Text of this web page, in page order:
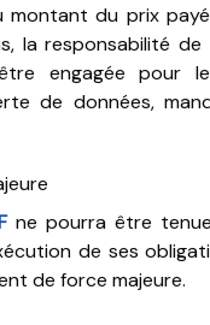
montant du prix
la responsabilité de
engagée pour
de données,
ne pourra être
de ses
de force majeure.